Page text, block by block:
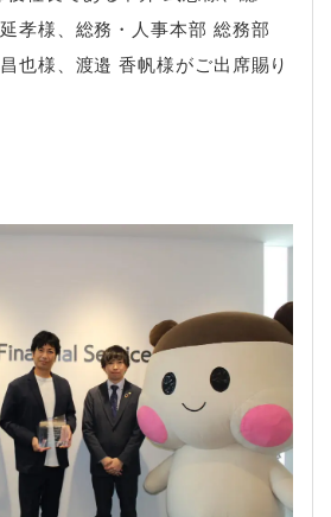
孝様、総務・人事本部 総務部
也様、渡邉 香帆様がご出席賜り